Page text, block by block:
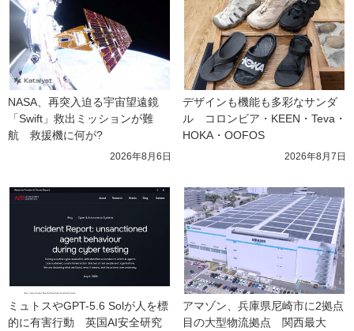
NASA、再突入迫る宇宙望遠鏡
「Swift」救出ミッションが難
航　救援機に何が?
2026年8月6日
デザインも機能も多彩なサンダ
ル　コロンビア・KEEN・Teva・
HOKA・OOFOS
2026年8月7日
ミュトスやGPT-5.6 Solが人を標
的に有害行動　英国AI安全研究
アマゾン、兵庫県尼崎市に2拠点
目の大型物流拠点　関西最大